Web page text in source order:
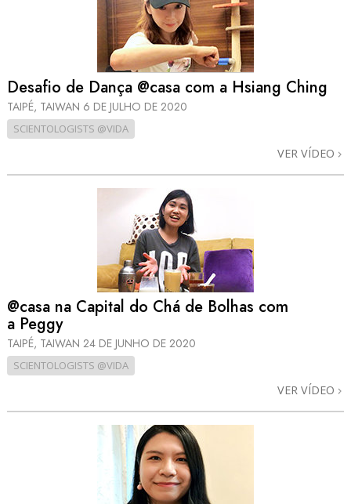
Desafio de Dança @casa com a Hsiang Ching
TAIPÉ, TAIWAN 6 DE JULHO DE 2020
SCIENTOLOGISTS @VIDA
VER VÍDEO
@casa na Capital do Chá de Bolhas com
a Peggy
TAIPÉ, TAIWAN 24 DE JUNHO DE 2020
SCIENTOLOGISTS @VIDA
VER VÍDEO